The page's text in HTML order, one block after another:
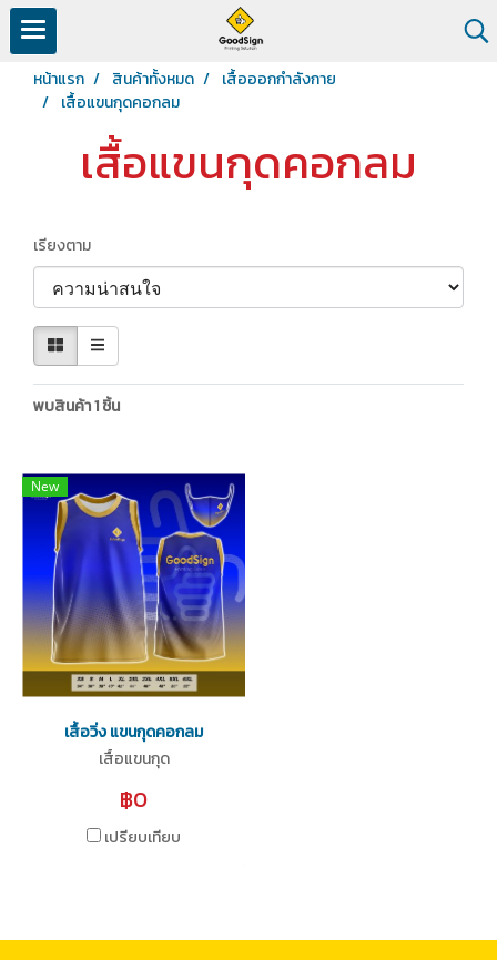
หน้าแรก สินค้าทั้งหมด
เสื้อออกกำลังกาย
เสื้อแขนกุดคอกลม
เสื้อแขนกุดคอกลม
เรียงตาม
พบสินค้า 1 ชิ้น
New
เสื้อวิ่ง แขนกุดคอกลม
เสื้อแขนกุด
฿0
เปรียบเทียบ